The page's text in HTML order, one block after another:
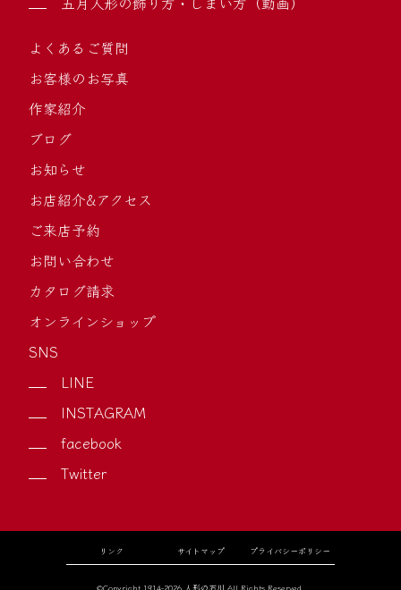
よくあるご質問
お客様のお写真
作家紹介
ブログ
お知らせ
お店紹介&アクセス
ご来店予約
お問い合わせ
カタログ請求
オンラインショップ
SNS
LINE
INSTAGRAM
facebook
Twitter
リンク サイトマップ プライバシーポリシー